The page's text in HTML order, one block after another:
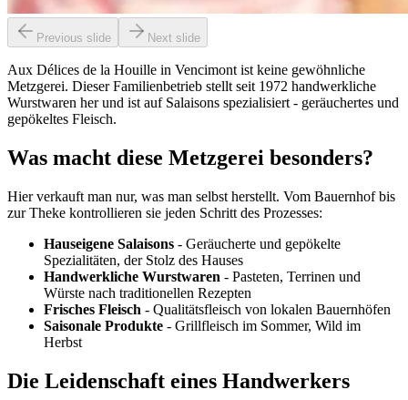
Previous slide Next slide
Aux Délices de la Houille in Vencimont ist keine gewöhnliche
Metzgerei. Dieser Familienbetrieb stellt seit 1972 handwerkliche
Wurstwaren her und ist auf Salaisons spezialisiert - geräuchertes und
gepökeltes Fleisch.
Was macht diese Metzgerei besonders?
Hier verkauft man nur, was man selbst herstellt. Vom Bauernhof bis
zur Theke kontrollieren sie jeden Schritt des Prozesses:
Hauseigene Salaisons - Geräucherte und gepökelte
Spezialitäten, der Stolz des Hauses
Handwerkliche Wurstwaren - Pasteten, Terrinen und
Würste nach traditionellen Rezepten
Frisches Fleisch - Qualitätsfleisch von lokalen Bauernhöfen
Saisonale Produkte - Grillfleisch im Sommer, Wild im
Herbst
Die Leidenschaft eines Handwerkers